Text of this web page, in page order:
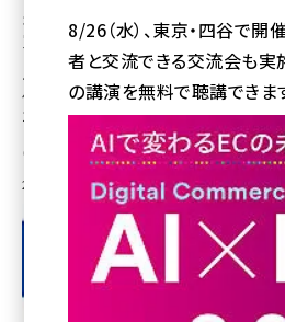
yahoo (1908)
楽天 (1877)
アスクル (1122)
base (1084)
ビィ・フォアード (782)
revico (745)
オリックスが健食・化粧品通販大手の
買収へ
ディーエイチシー（DHC）の2022年7月期
億3100万円、営業利益は同52.5%増の166
18.4%
石居 岳
2022年11月14日 7:30
8/26（水）、東京・四谷で開
者と交流できる交流会も実
の講演を無料で聴講できま